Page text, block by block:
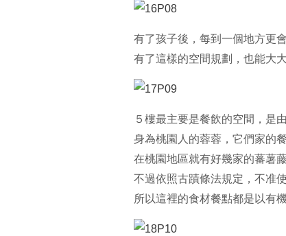
有了孩子後，每到一個地方更
有了這樣的空間規劃，也能大
５樓最主要是餐飲的空間，是
身為桃園人的蓉蓉，它們家的
在桃園地區就有好幾家的蕃薯
不過依照古蹟條法規定，不准
所以這裡的食材餐點都是以有